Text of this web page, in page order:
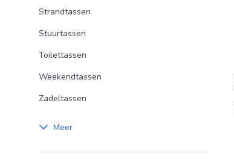
Strandtassen
Stuurtassen
Toilettassen
Weekendtassen
Zadeltassen
Meer